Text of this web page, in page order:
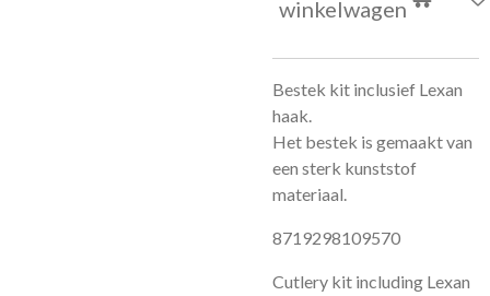
winkelwagen
Bestek kit inclusief Lexan
haak.
Het bestek is gemaakt van
een sterk kunststof
materiaal.
8719298109570
Cutlery kit including Lexan